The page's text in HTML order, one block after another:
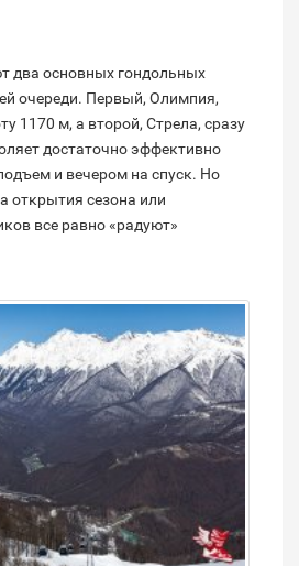
два основных гондольных
очереди. Первый, Олимпия,
1170 м, а второй, Стрела, сразу
достаточно эффективно
и вечером на спуск. Но
открытия сезона или
все равно «радуют»